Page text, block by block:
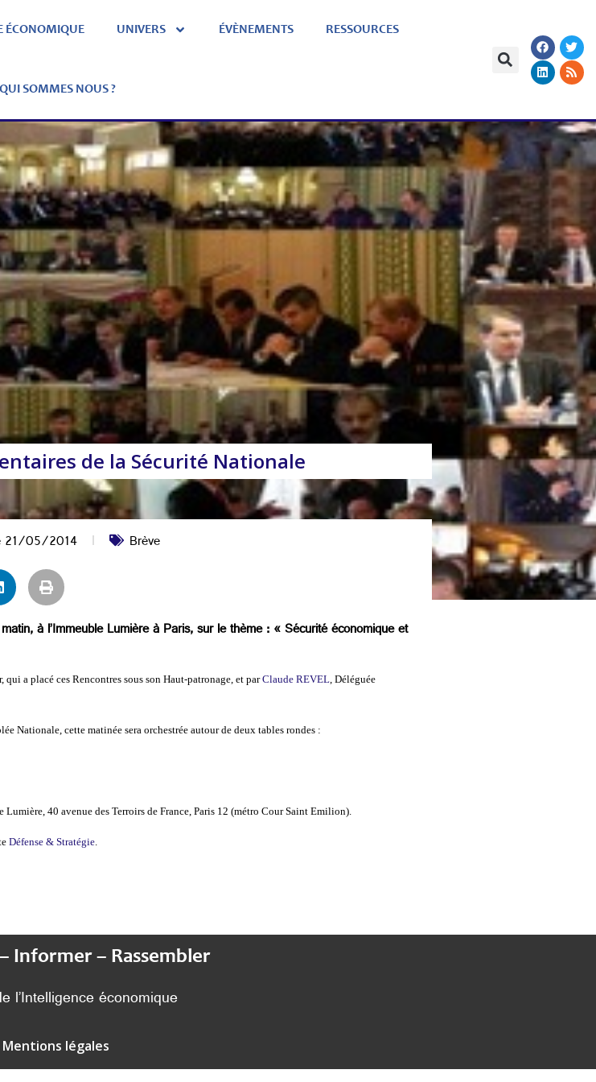
ÉCONOMIQUE UNIVERS ÉVÈNEMENTS RESSOURCES
QUI SOMMES NOUS ?
de la Sécurité Nationale
21/05/2014 Brève
à l’Immeuble Lumière à Paris, sur le thème : « Sécurité économique et
a placé ces Rencontres sous son Haut-patronage, et parClaude REVEL, Déléguée
Nationale, cette matinée sera orchestrée autour de deux tables rondes :
40 avenue des Terroirs de France, Paris 12 (métro Cour Saint Emilion).
Défense & Stratégie
Informer – Rassembler
l’Intelligence économique
Mentions légales